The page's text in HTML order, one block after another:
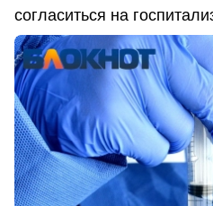
согласиться на